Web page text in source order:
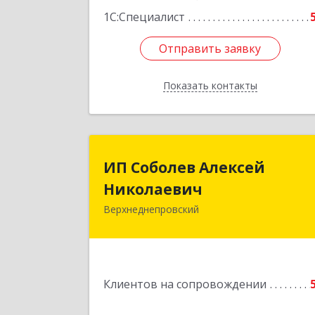
1С:Специалист
Отправить заявку
Показать контакты
Отправить заявку
Назад
ИП Соболев Алексей
Николаевич
Верхнеднепровский
Клиентов на сопровождении
ИП Соболев Алексей
Николаевич